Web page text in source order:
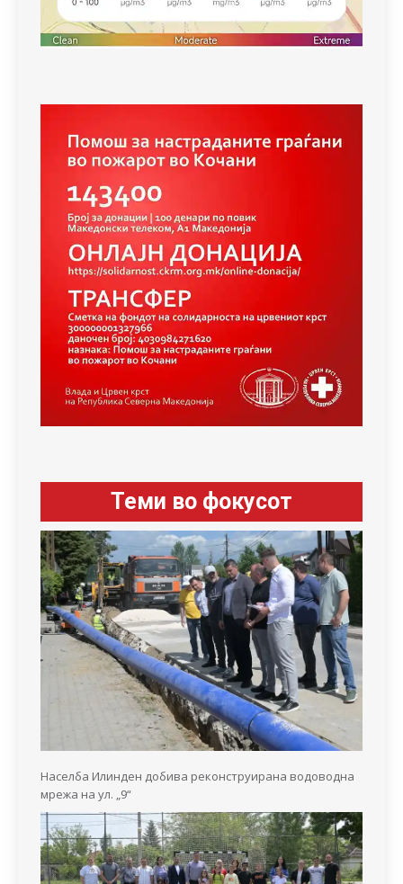
Теми во фокусот
Населба Илинден добива реконструирана водоводна
мрежа на ул. „9“